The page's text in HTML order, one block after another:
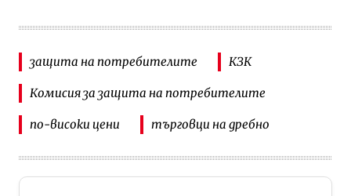
защита на потребителите КЗК
Комисия за защита на потребителите
по-високи цени търговци на дребно